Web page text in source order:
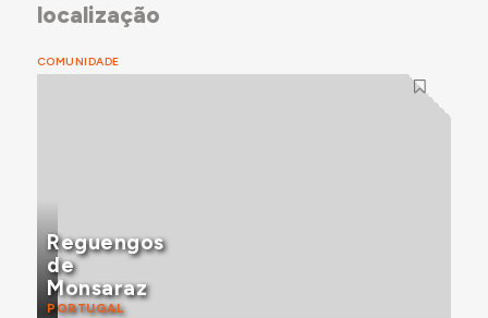
localização
COMUNIDADE
Reguengos
de
Monsaraz
PORTUGAL